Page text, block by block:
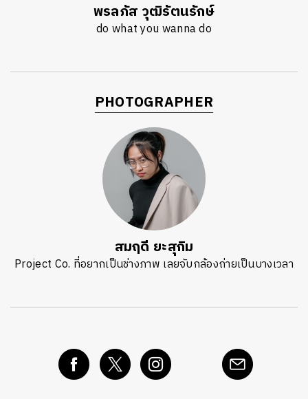
พรลภัส วุฒิรัตนรักษ์
do what you wanna do
PHOTOGRAPHER
สมฤดี ยะสุกิม
Project Co. ที่อยากเป็นช่างภาพ เลยจับกล้องถ่ายเป็นบางเวลา